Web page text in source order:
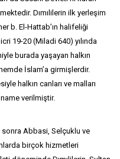
Dımılilerin ilk yerleşim
b. El-Hattab’ın halifeliği
19-20 (Miladi 640) yılında
burada yaşayan halkın
İslam’a girmişlerdir.
halkın canları ve malları
verilmiştir.
sonra Abbasi, Selçuklu ve
birçok hizmetleri